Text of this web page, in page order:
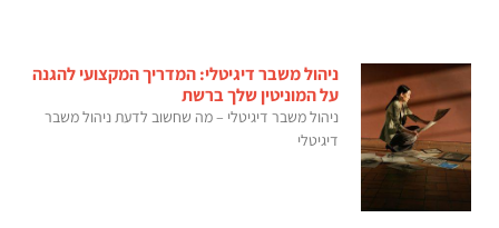
ניהול משבר דיגיטלי: המדריך המקצועי להגנה
על המוניטין שלך ברשת
ניהול משבר דיגיטלי – מה שחשוב לדעת ניהול משבר
דיגיטלי